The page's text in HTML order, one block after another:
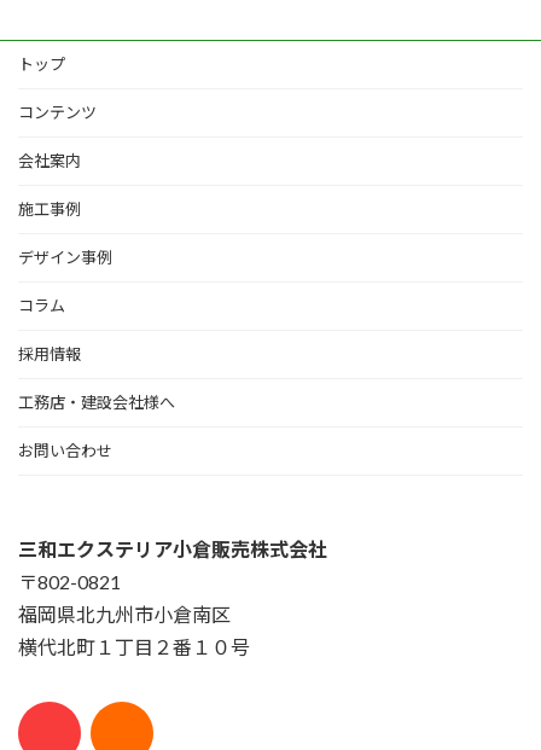
トップ
コンテンツ
会社案内
施工事例
デザイン事例
コラム
採用情報
工務店・建設会社様へ
お問い合わせ
三和エクステリア小倉販売株式会社
〒802-0821
福岡県北九州市小倉南区
横代北町１丁目２番１０号